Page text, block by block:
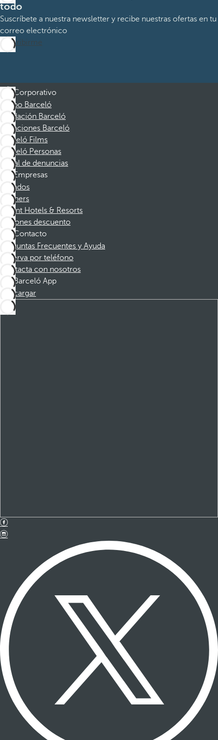
todo
Suscríbete a nuestra newsletter y recibe nuestras ofertas en tu
correo electrónico
Suscribirme
Corporativo
Grupo Barceló
Fundación Barceló
Vacaciones Barceló
Barceló Films
Barceló Personas
Canal de denuncias
Empresas
Afiliados
Partners
Dorint Hotels & Resorts
Cupones descuento
Contacto
Preguntas Frecuentes y Ayuda
Reserva por teléfono
Contacta con nosotros
Barceló App
Descargar